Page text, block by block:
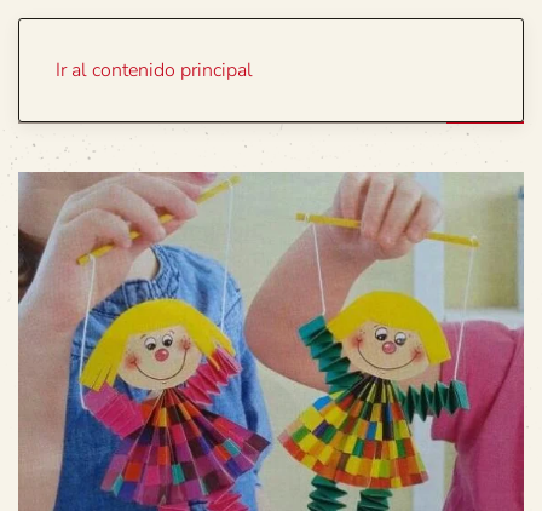
Ir al contenido principal